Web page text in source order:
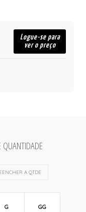
Logue-se para
ver o preço
A QTDE
G GG